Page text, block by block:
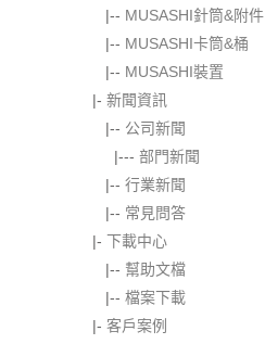
|-- MUSASHI針筒&附件
|-- MUSASHI卡筒&桶
|-- MUSASHI裝置
|- 新聞資訊
|-- 公司新聞
|--- 部門新聞
|-- 行業新聞
|-- 常見問答
|- 下載中心
|-- 幫助文檔
|-- 檔案下載
|- 客戶案例